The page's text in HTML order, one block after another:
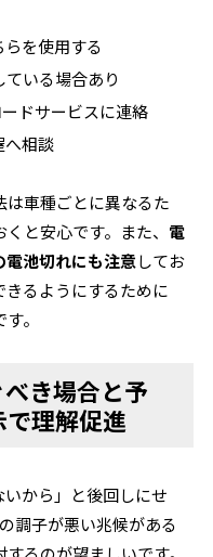
を使用する
いる場合あり
ドサービスに連絡
へ相談
車種ごとに異なるた
と安心です。また、 電
池切れにも注意してお
るようにするために
。
き場合と予
理解促進
から」と後回しにせ
調子が悪い兆候がある